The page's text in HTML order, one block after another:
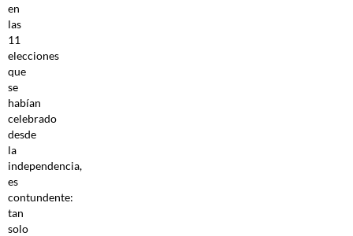
en
las
11
elecciones
que
se
habían
celebrado
desde
la
independencia,
es
contundente:
tan
solo